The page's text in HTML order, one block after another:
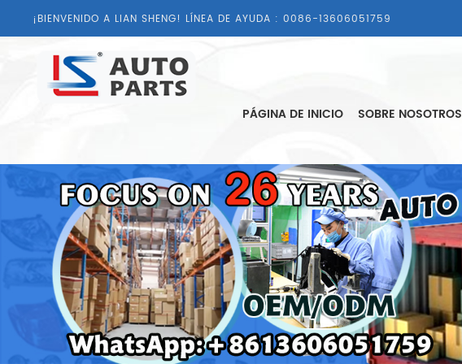
¡BIENVENIDO A LIAN SHENG! LÍNEA DE AYUDA : 0086-13606051759
PÁGINA DE INICIO SOBRE NOSOTROS